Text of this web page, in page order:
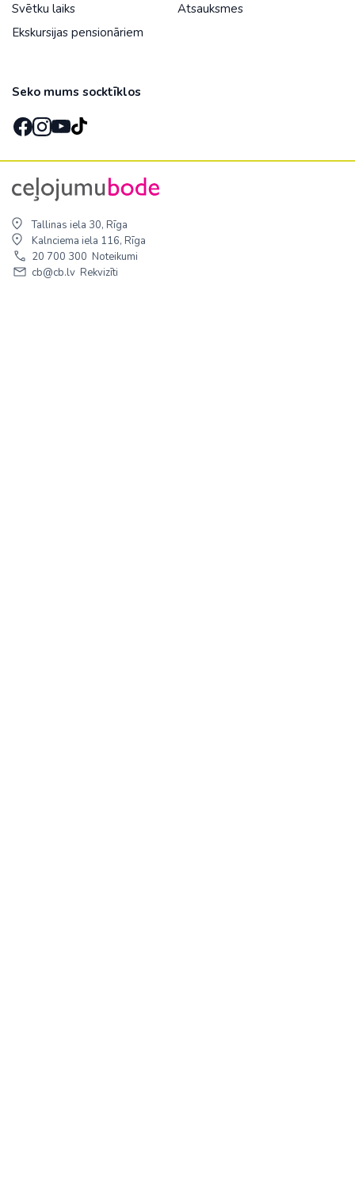
Svētku laiks
Ekskursijas pensionāriem
Atsauksmes
Seko mums socktīklos
Tallinas iela 30, Rīga
Kalnciema iela 116, Rīga
20 700 300 Noteikumi
cb@cb.lv Rekvizīti